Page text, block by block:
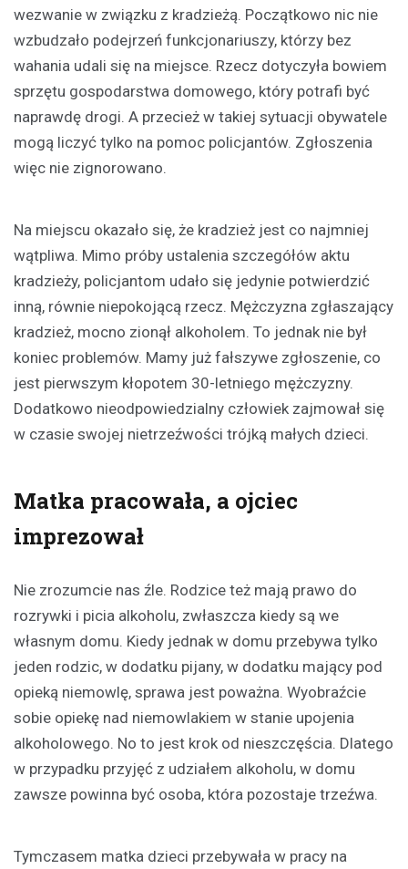
wezwanie w związku z kradzieżą. Początkowo nic nie
wzbudzało podejrzeń funkcjonariuszy, którzy bez
wahania udali się na miejsce. Rzecz dotyczyła bowiem
sprzętu gospodarstwa domowego, który potrafi być
naprawdę drogi. A przecież w takiej sytuacji obywatele
mogą liczyć tylko na pomoc policjantów. Zgłoszenia
więc nie zignorowano.
Na miejscu okazało się, że kradzież jest co najmniej
wątpliwa. Mimo próby ustalenia szczegółów aktu
kradzieży, policjantom udało się jedynie potwierdzić
inną, równie niepokojącą rzecz. Mężczyzna zgłaszający
kradzież, mocno zionął alkoholem. To jednak nie był
koniec problemów. Mamy już fałszywe zgłoszenie, co
jest pierwszym kłopotem 30-letniego mężczyzny.
Dodatkowo nieodpowiedzialny człowiek zajmował się
w czasie swojej nietrzeźwości trójką małych dzieci.
Matka pracowała, a ojciec
imprezował
Nie zrozumcie nas źle. Rodzice też mają prawo do
rozrywki i picia alkoholu, zwłaszcza kiedy są we
własnym domu. Kiedy jednak w domu przebywa tylko
jeden rodzic, w dodatku pijany, w dodatku mający pod
opieką niemowlę, sprawa jest poważna. Wyobraźcie
sobie opiekę nad niemowlakiem w stanie upojenia
alkoholowego. No to jest krok od nieszczęścia. Dlatego
w przypadku przyjęć z udziałem alkoholu, w domu
zawsze powinna być osoba, która pozostaje trzeźwa.
Tymczasem matka dzieci przebywała w pracy na